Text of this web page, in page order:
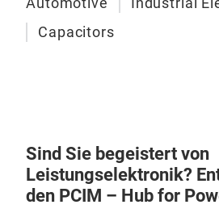
Capacitors
Sind Sie begeistert von
Leistungselektronik?
den PCIM – Hub for